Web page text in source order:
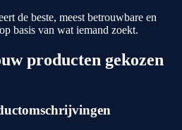
de beste, meest betrouwbare en
basis van wat iemand zoekt.
producten gekozen